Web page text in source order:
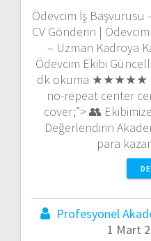
Ödevcim İş Başvurusu
CV Gönderin |
– Uzman Kadroya
Ödevcim Ekibi
dk okuma ★★★★★
no-repeat center
cover;”> 👥
Değerlendirin
para
Profesyonel
1 Mart